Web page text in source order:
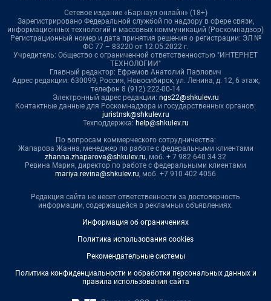
Сетевое издание «Барнаул онлайн» (18+)
Зарегистрировано Федеральной службой по надзору в сфере связи,
информационных технологий и массовых коммуникаций (Роскомнадзор)
Регистрационный номер и дата принятия решения о регистрации: ЭЛ №
ФС 77 – 83220 от 12.05.2022 г.
Учредитель: Общество с ограниченной ответственностью "ИНТЕРНЕТ
ТЕХНОЛОГИИ"
Главный редактор: Ефремов Анатолий Павлович
Адрес редакции: 630099, Россия, Новосибирск, ул. Ленина, д. 12, 6 этаж,
телефон 8 (912) 222-00-14
Электронный адрес редакции: ngs22@shkulev.ru
Контактные данные для Роскомнадзора и государственных органов:
juristnsk@shkulev.ru
Техподдержка: help@shkulev.ru
По вопросам коммерческого сотрудничества:
Жапарова Жанна, менеджер по работе с федеральными клиентами
zhanna.zhaparova@shkulev.ru, моб. + 7 982 640 34 32
Ревина Мария, директор по работе с федеральными клиентами
mariya.revina@shkulev.ru, моб. +7 910 402 4056
Редакция сайта не несет ответственности за достоверность
информации, содержащейся в рекламных объявлениях.
Информация об ограничениях
Политика использования cookies
Рекомендательные системы
Политика конфиденциальности и обработки персональных данных и
правила использования сайта